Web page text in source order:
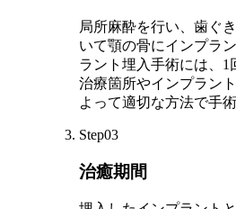
局所麻酔を行い、歯ぐ
いて顎の骨にインプラ
ラント埋入手術には、1
治療箇所やインプラン
よって適切な方法で手
Step03
治癒期間